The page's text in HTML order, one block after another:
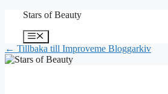
Hoppa
innehåll
Stars of Beauty
Meny
← Tillbaka till Improveme Bloggarkiv